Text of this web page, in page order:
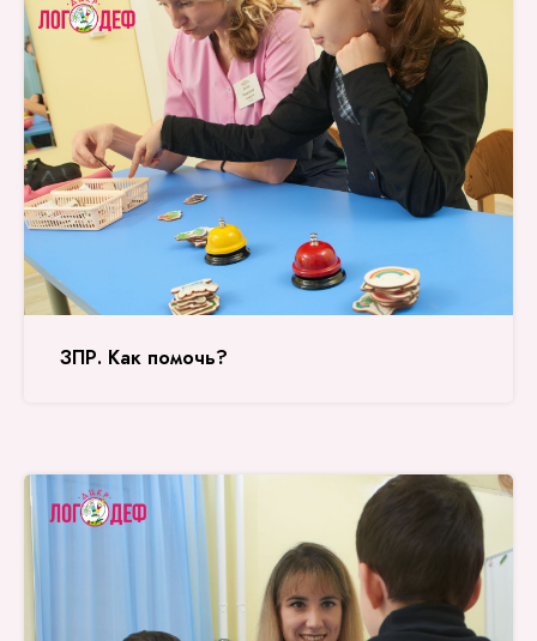
ЗПР. Как помочь?